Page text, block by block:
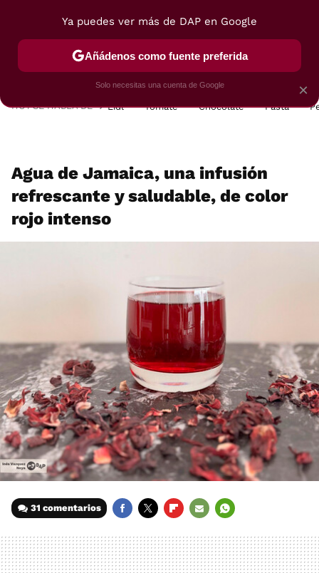
POSTRES VIAJES SELECCIÓN VEGUI
HOY SE HABLA DE Lidl Tomate Chocolate Pasta
Agua de Jamaica, una infusión
refrescante y saludable, de color
rojo intenso
31 comentarios
MAIL
×
Ya puedes ver más de DAP en Google
Añádenos como fuente preferida
Solo necesitas una cuenta de Google